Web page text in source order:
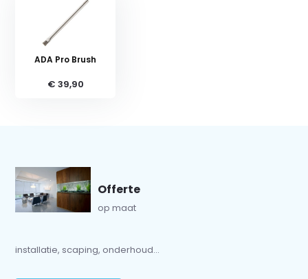
ADA Pro Brush
€ 39,90
Offerte
op maat
installatie, scaping, onderhoud...